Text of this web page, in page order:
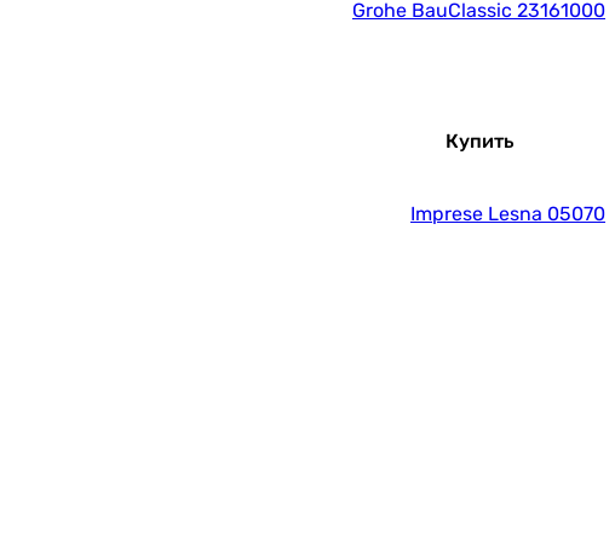
Grohe BauClassic 23161000
Купить
Imprese Lesna 05070